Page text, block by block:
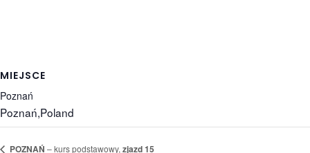
MIEJSCE
Poznań
Poznań,Poland
POZNAŃ – kurs podstawowy, zjazd 15